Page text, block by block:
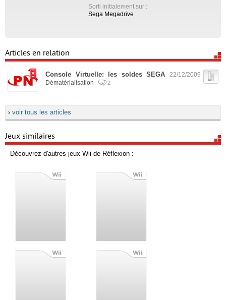
Sorti initialement sur :
Sega Megadrive
Articles en relation
Console Virtuelle: les soldes SEGA
22/12/2009
Dématérialisation
2
› voir tous les articles
Jeux similaires
Découvrez d'autres jeux Wii de Réflexion :